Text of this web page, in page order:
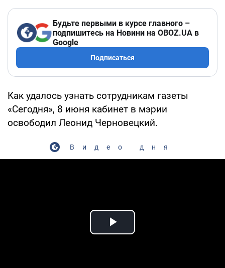
Будьте первыми в курсе главного –
подпишитесь на Новини на OBOZ.UA в
Google
Подписаться
Как удалось узнать сотрудникам газеты
«Сегодня», 8 июня кабинет в мэрии
освободил Леонид Черновецкий.
Видео дня
Play Video